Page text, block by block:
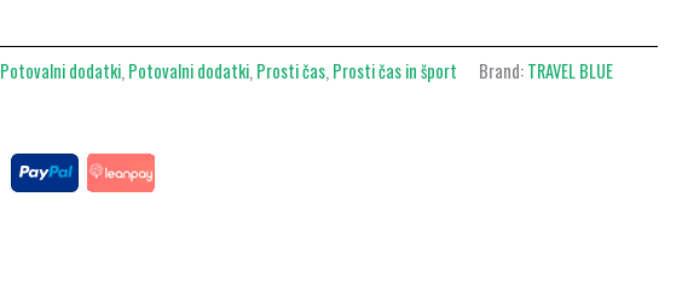
Potovalni dodatki,Potovalni dodatki,Prosti čas,Prosti čas in šport Brand:TRAVEL BLUE